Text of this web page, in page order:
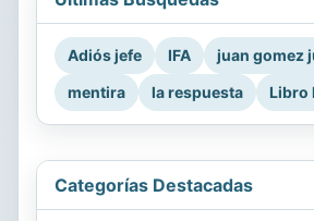
Adiós jefe IFA
juan gomez
mentira
la respuesta Libro
Categorías Destacadas